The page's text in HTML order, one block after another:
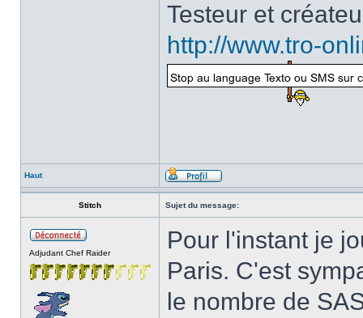
Testeur et
http://www.tro-
Haut
Stitch Sujet du message:
Adjudant Chef Raider
Pour l'instant je
Paris. C'est
le nombre de